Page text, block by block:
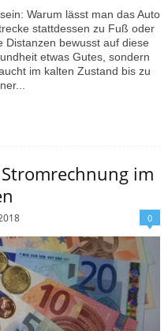
Warum lässt man das Auto
stattdessen zu Fuß oder
bewusst auf diese
etwas Gutes, sondern
im kalten Zustand bis zu
im
0